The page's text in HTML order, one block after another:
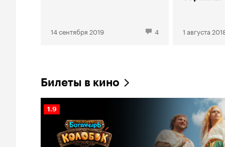
14 сентября 2019 4 1 августа
Билеты в кино
Рейтинг
Кинопоиска
1.9